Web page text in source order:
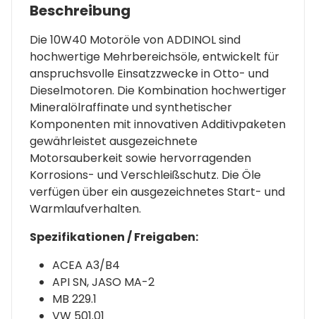
Beschreibung
Die 10W40 Motoröle von ADDINOL sind
hochwertige Mehrbereichsöle, entwickelt für
anspruchsvolle Einsatzzwecke in Otto- und
Dieselmotoren. Die Kombination hochwertiger
Mineralölraffinate und synthetischer
Komponenten mit innovativen Additivpaketen
gewährleistet ausgezeichnete
Motorsauberkeit sowie hervorragenden
Korrosions- und Verschleißschutz. Die Öle
verfügen über ein ausgezeichnetes Start- und
Warmlaufverhalten.
Spezifikationen / Freigaben:
ACEA A3/B4
API SN, JASO MA-2
MB 229.1